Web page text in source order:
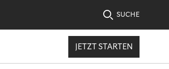
SUCHE
JETZT STARTEN